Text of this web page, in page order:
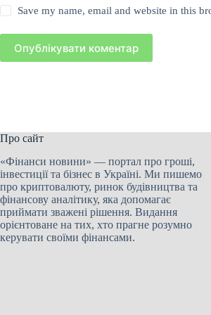
Save my name, email and website in this
Опублікувати коментар
Про сайт
«Фінанси новини» — портал про гроші,
інвестиції та бізнес в Україні. Ми пишемо
про криптовалюту, ринок будівництва та
фінансову аналітику, яка допомагає
приймати зважені рішення. Видання
орієнтоване на тих, хто прагне розумно
керувати своїми фінансами.